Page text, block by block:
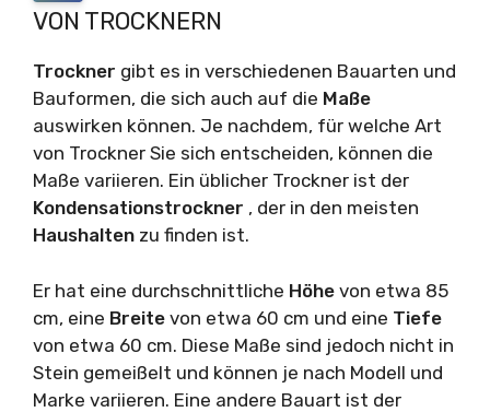
VON TROCKNERN
Trockner gibt es in verschiedenen Bauarten und
Bauformen, die sich auch auf die Maße
auswirken können. Je nachdem, für welche Art
von Trockner Sie sich entscheiden, können die
Maße variieren. Ein üblicher Trockner ist der
Kondensationstrockner , der in den meisten
Haushalten zu finden ist.
Er hat eine durchschnittliche Höhe von etwa 85
cm, eine Breite von etwa 60 cm und eine Tiefe
von etwa 60 cm. Diese Maße sind jedoch nicht in
Stein gemeißelt und können je nach Modell und
Marke variieren. Eine andere Bauart ist der